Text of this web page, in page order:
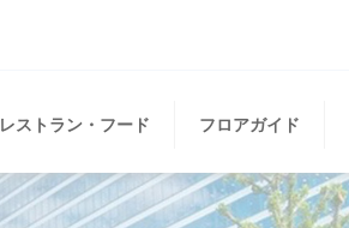
レストラン・フード フロアガイド